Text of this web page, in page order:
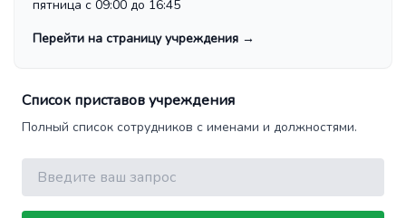
пятница с 09:00 до 16:45
Перейти на страницу учреждения →
Список приставов учреждения
Полный список сотрудников с именами и должностями.
Поиск